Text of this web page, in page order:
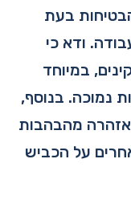
בעת
ודא כי
במיוחד
נמוכה. בנוסף,
אזהרה מהבהבות
על הכביש